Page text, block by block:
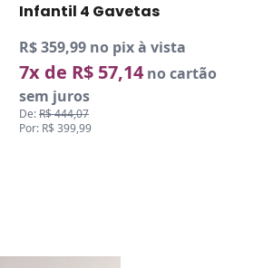
Infantil 4 Gavetas
R$ 359,99 no pix à vista
7x de R$ 57,14 no cartão
sem juros
De:R$ 444,07
Por: R$ 399,99